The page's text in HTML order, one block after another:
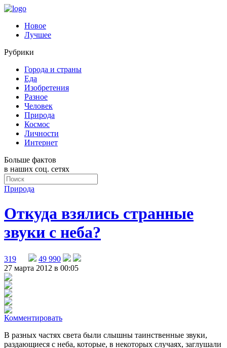
Новое
Лучшее
Рубрики
Города и страны
Еда
Изобретения
Разное
Человек
Природа
Космос
Личности
Интернет
Больше фактов
в наших соц. сетях
Природа
Откуда взялись странные
звуки с неба?
319
49 990
27 марта 2012 в 00:05
Комментировать
В разных частях света были слышны таинственные звуки,
раздающиеся с неба, которые, в некоторых случаях, заглушали